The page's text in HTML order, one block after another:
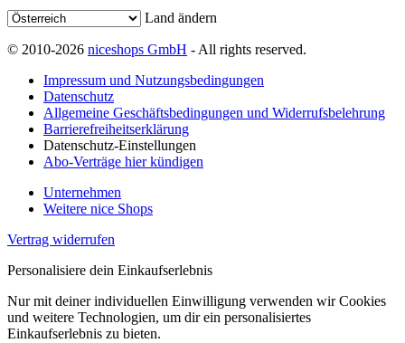
Land ändern
© 2010-2026 niceshops GmbH - All rights reserved.
Impressum und Nutzungsbedingungen
Datenschutz
Allgemeine Geschäftsbedingungen und Widerrufsbelehrung
Barrierefreiheitserklärung
Datenschutz-Einstellungen
Abo-Verträge hier kündigen
Unternehmen
Weitere nice Shops
Vertrag widerrufen
Personalisiere dein Einkaufserlebnis
Nur mit deiner individuellen Einwilligung verwenden wir Cookies
und weitere Technologien, um dir ein personalisiertes
Einkaufserlebnis zu bieten.